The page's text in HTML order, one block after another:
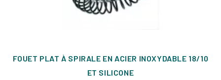
FOUET PLAT À SPIRALE EN ACIER INOXYDABLE 18/10
ET SILICONE